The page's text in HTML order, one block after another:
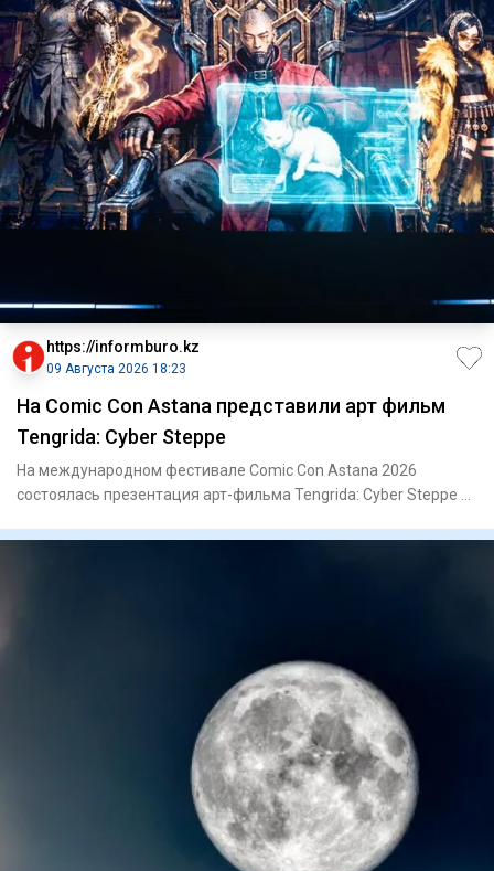
https://informburo.kz
09 Августа 2026 18:23
На Comic Con Astana представили арт фильм
Tengrida: Cyber Steppe
На международном фестивале Comic Con Astana 2026
состоялась презентация арт-фильма Tengrida: Cyber Steppe –